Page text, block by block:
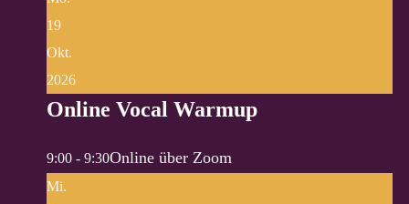
19
Okt.
2026
Online Vocal Warmup
9:00 - 9:30Online über Zoom
Mi.